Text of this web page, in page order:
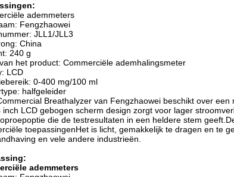
ademmeters
Fengzhaowei
JLL1/JLL3
China
240 g
het product: Commerciële ademhalingsmeter
LCD
0-400 mg/100 ml
halfgeleider
Breathalyzer van Fengzhaowei beschikt over
inch LCD gebogen scherm design zorgt voor lager
die de testresultaten in een heldere stem
toepassingenHet is licht, gemakkelijk te dragen en te
en vele andere industrieën.
ademmeters